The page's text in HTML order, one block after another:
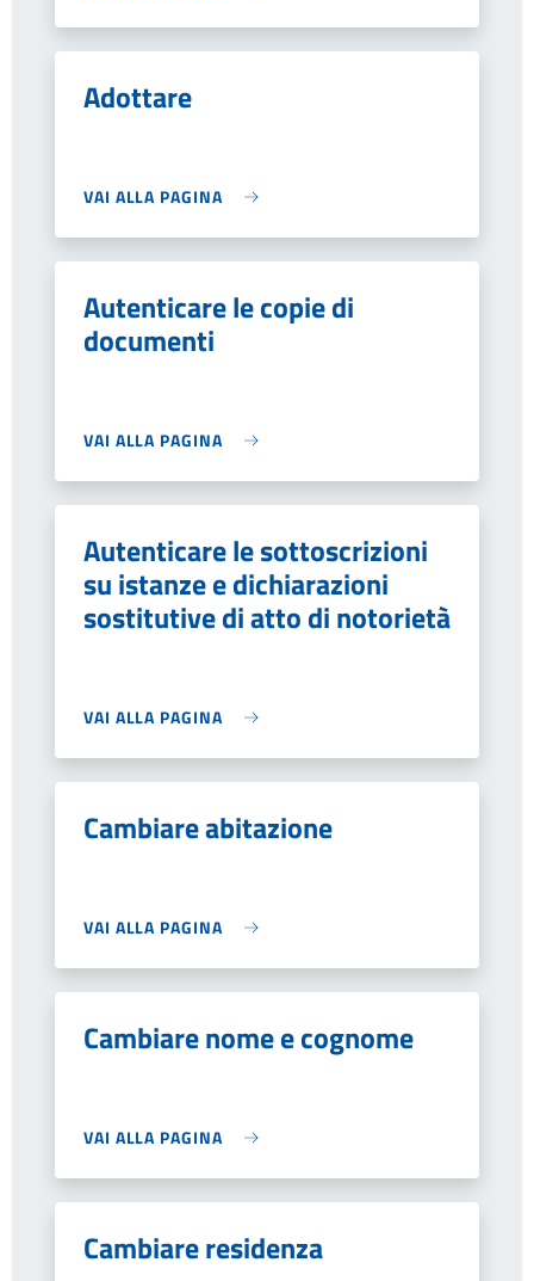
Adottare
VAI ALLA PAGINA
Autenticare le copie di
documenti
VAI ALLA PAGINA
Autenticare le sottoscrizioni
su istanze e dichiarazioni
sostitutive di atto di notorietà
VAI ALLA PAGINA
Cambiare abitazione
VAI ALLA PAGINA
Cambiare nome e cognome
VAI ALLA PAGINA
Cambiare residenza